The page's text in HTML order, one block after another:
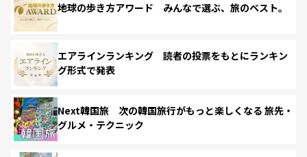
地球の歩き方アワード みんなで選ぶ、旅のベスト。
エアラインランキング 読者の投票をもとにランキン
グ形式で発表
Next韓国旅 次の韓国旅行がもっと楽しくなる 旅先・
グルメ・テクニック